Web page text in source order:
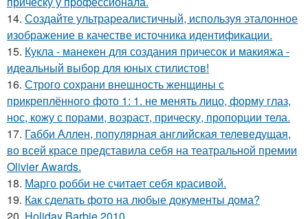
14. Создайте ультрареалистичный, используя эталонное
изображение в качестве источника идентификации.
15. Кукла - манекен для создания причесок и макияжа -
идеальный выбор для юных стилистов!
16. Строго сохрани внешность женщины с
прикреплённого фото 1: 1. не менять лицо, форму глаз,
нос, кожу с порами, возраст, прическу, пропорции тела.
17. Габби Аллен, популярная английская телеведущая,
во всей красе представила себя на театральной премии
Olivier Awards.
18. Марго робби не считает себя красивой.
19. Как сделать фото на любые документы дома?